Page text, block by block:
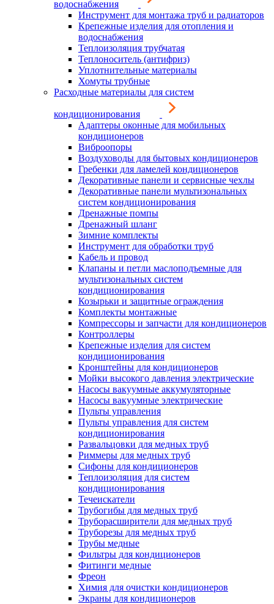
водоснабжения
Инструмент для монтажа труб и радиаторов
Крепежные изделия для отопления и
водоснабжения
Теплоизоляция трубчатая
Теплоноситель (антифриз)
Уплотнительные материалы
Хомуты трубные
Расходные материалы для систем
кондиционирования
Адаптеры оконные для мобильных
кондиционеров
Виброопоры
Воздуховоды для бытовых кондиционеров
Гребенки для ламелей кондиционеров
Декоративные панели и сервисные чехлы
Декоративные панели мультизональных
систем кондиционирования
Дренажные помпы
Дренажный шланг
Зимние комплекты
Инструмент для обработки труб
Кабель и провод
Клапаны и петли маслоподъемные для
мультизональных систем
кондиционирования
Козырьки и защитные ограждения
Комплекты монтажные
Компрессоры и запчасти для кондиционеров
Контроллеры
Крепежные изделия для систем
кондиционирования
Кронштейны для кондиционеров
Мойки высокого давления электрические
Насосы вакуумные аккумуляторные
Насосы вакуумные электрические
Пульты управления
Пульты управления для систем
кондиционирования
Развальцовки для медных труб
Риммеры для медных труб
Сифоны для кондиционеров
Теплоизоляция для систем
кондиционирования
Течеискатели
Трубогибы для медных труб
Труборасширители для медных труб
Труборезы для медных труб
Трубы медные
Фильтры для кондиционеров
Фитинги медные
Фреон
Химия для очистки кондиционеров
Экраны для кондиционеров